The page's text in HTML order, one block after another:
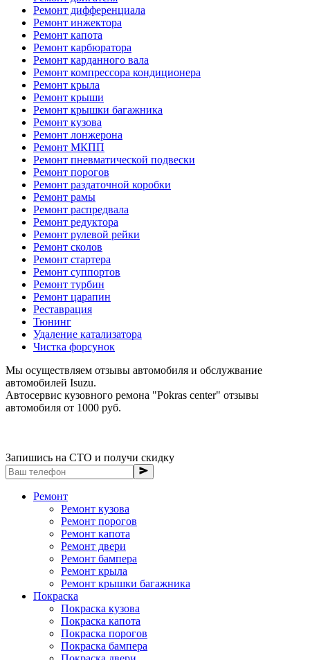
Ремонт дифференциала
Ремонт инжектора
Ремонт капота
Ремонт карбюратора
Ремонт карданного вала
Ремонт компрессора кондиционера
Ремонт крыла
Ремонт крыши
Ремонт крышки багажника
Ремонт кузова
Ремонт лонжерона
Ремонт МКПП
Ремонт пневматической подвески
Ремонт порогов
Ремонт раздаточной коробки
Ремонт рамы
Ремонт распредвала
Ремонт редуктора
Ремонт рулевой рейки
Ремонт сколов
Ремонт стартера
Ремонт суппортов
Ремонт турбин
Ремонт царапин
Реставрация
Тюнинг
Удаление катализатора
Чистка форсунок
Мы осуществляем отзывы автомобиля и обслужвание
автомобилей Isuzu.
Автосервис кузовного ремона "Pokras center" отзывы
автомобиля от 1000 руб.
Запишись на СТО и получи скидку
Ремонт
Ремонт кузова
Ремонт порогов
Ремонт капота
Ремонт двери
Ремонт бампера
Ремонт крыла
Ремонт крышки багажника
Покраска
Покраска кузова
Покраска капота
Покраска порогов
Покраска бампера